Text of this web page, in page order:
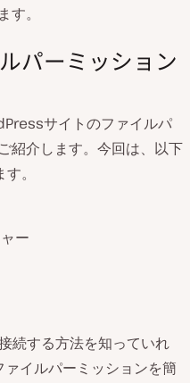
。
パーミッション
サイトのファイルパ
紹介します。今回は、以下
。
ー
続する方法を知っていれ
ァイルパーミッションを簡